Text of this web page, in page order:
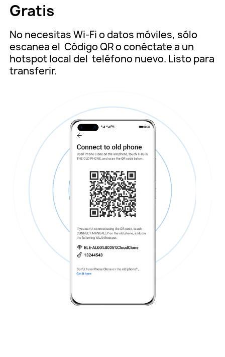
Gratis
No necesitas Wi-Fi o datos móviles, sólo
escanea elCódigo QR o conéctate a un
hotspot local delteléfono nuevo. Listo para
transferir.